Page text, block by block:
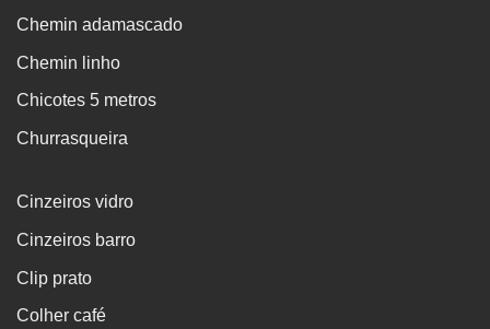
Chemin adamascado
Chemin linho
Chicotes 5 metros
Churrasqueira
Cinzeiros vidro
Cinzeiros barro
Clip prato
Colher café